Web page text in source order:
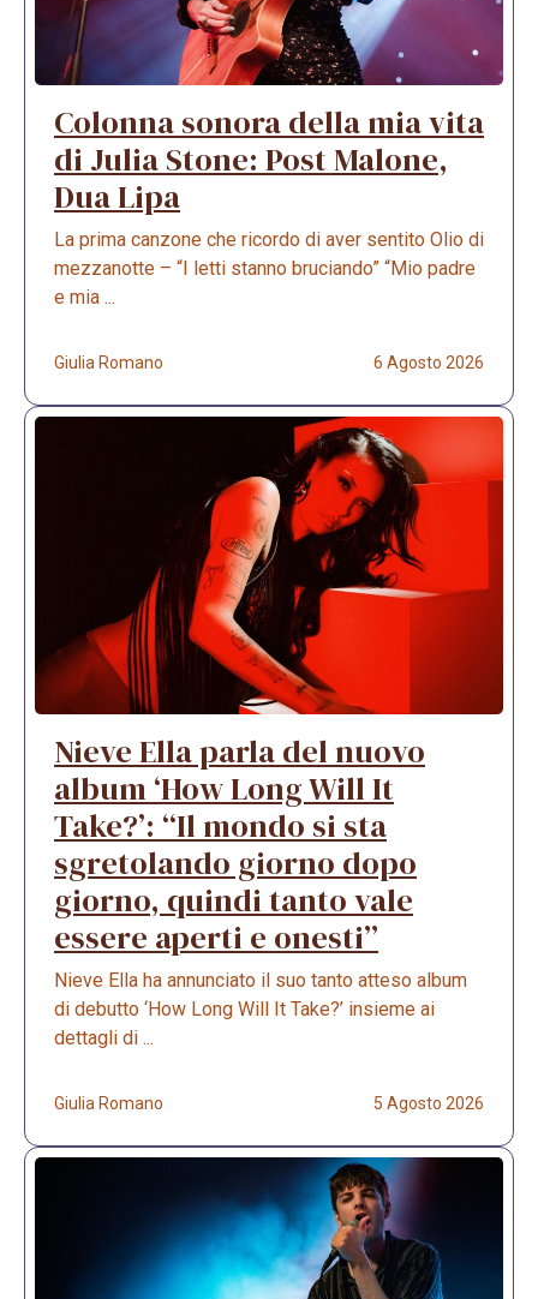
Colonna sonora della mia vita
di Julia Stone: Post Malone,
Dua Lipa
La prima canzone che ricordo di aver sentito Olio di
mezzanotte – “I letti stanno bruciando” “Mio padre
e mia ...
Giulia Romano 6 Agosto 2026
Nieve Ella parla del nuovo
album ‘How Long Will It
Take?’: “Il mondo si sta
sgretolando giorno dopo
giorno, quindi tanto vale
essere aperti e onesti”
Nieve Ella ha annunciato il suo tanto atteso album
di debutto ‘How Long Will It Take?’ insieme ai
dettagli di ...
Giulia Romano 5 Agosto 2026